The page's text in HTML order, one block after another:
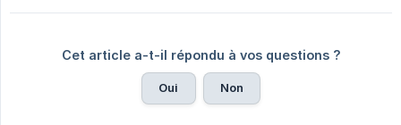
Cet article a-t-il répondu à vos questions ?
Oui Non